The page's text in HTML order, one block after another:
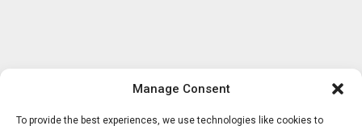
Manage Consent
To provide the best experiences, we use technologies like cookies to